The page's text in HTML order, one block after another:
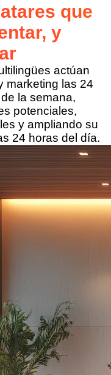
que
y
actúan
marketing las 24
la semana,
potenciales,
y ampliando su
24 horas del día.